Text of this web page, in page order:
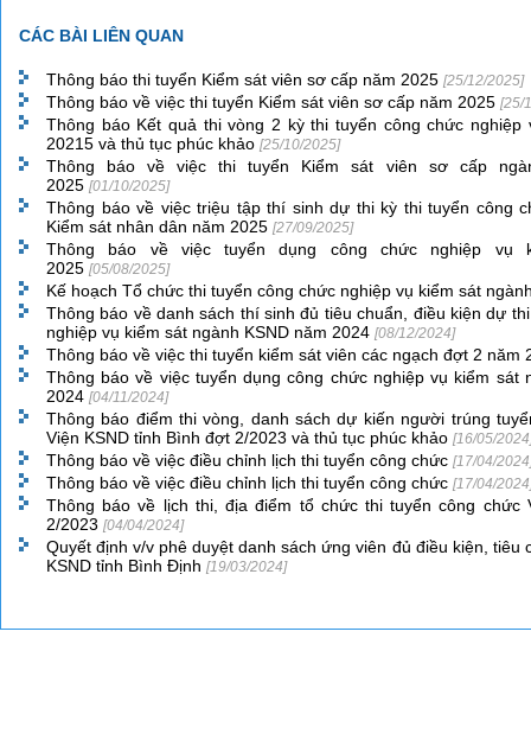
CÁC BÀI LIÊN QUAN
Thông báo thi tuyển Kiểm sát viên sơ cấp năm 2025 [25/12/2025]
Thông báo về việc thi tuyển Kiểm sát viên sơ cấp năm 2025 [25/
Thông báo Kết quả thi vòng 2 kỳ thi tuyển công chức nghiệp
20215 và thủ tục phúc khảo [25/10/2025]
Thông báo về việc thi tuyển Kiểm sát viên sơ cấp
2025 [01/10/2025]
Thông báo về việc triệu tập thí sinh dự thi kỳ thi tuyển công
Kiểm sát nhân dân năm 2025 [27/09/2025]
Thông báo về việc tuyển dụng công chức nghiệp vụ
2025 [05/08/2025]
Kế hoạch Tổ chức thi tuyển công chức nghiệp vụ kiểm sát
Thông báo về danh sách thí sinh đủ tiêu chuẩn, điều kiện dự
nghiệp vụ kiểm sát ngành KSND năm 2024 [08/12/2024]
Thông báo về việc thi tuyển kiểm sát viên các ngạch đợt 2 năm
Thông báo về việc tuyển dụng công chức nghiệp vụ kiểm sát
2024 [04/11/2024]
Thông báo điểm thi vòng, danh sách dự kiến người trúng
Viện KSND tỉnh Bình đợt 2/2023 và thủ tục phúc khảo [16/05/
Thông báo về việc điều chỉnh lịch thi tuyển công chức [17/04/
Thông báo về việc điều chỉnh lịch thi tuyển công chức [17/04/
Thông báo về lịch thi, địa điểm tổ chức thi tuyển công chức
2/2023 [04/04/2024]
Quyết định v/v phê duyệt danh sách ứng viên đủ điều kiện, tiêu
KSND tỉnh Bình Định [19/03/2024]